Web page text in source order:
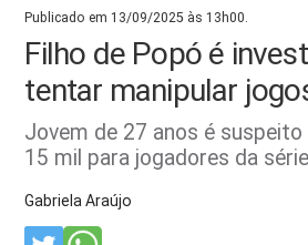
Publicado em 13/09/2025 às 13h00.
Filho de Popó é
tentar manipular
Jovem de 27 anos é
15 mil para jogadores da
Gabriela Araújo